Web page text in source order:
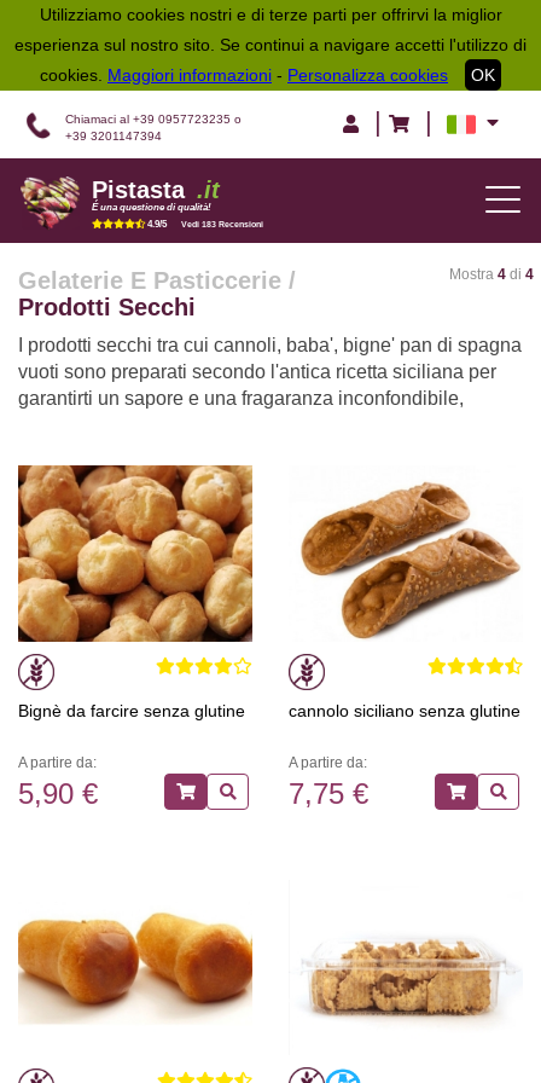
Utilizziamo cookies nostri e di terze parti per offrirvi la miglior
esperienza sul nostro sito. Se continui a navigare accetti l'utilizzo di
cookies. Maggiori informazioni - Personalizza cookies OK
Chiamaci al +39 0957723235 o
+39 3201147394
| |
Pistasta .it
É una questione di qualità!
4.9/5
Vedi 183 Recensioni
Gelaterie E Pasticcerie /
Prodotti Secchi
Mostra 4 di 4
I prodotti secchi tra cui cannoli, baba', bigne' pan di spagna
vuoti sono preparati secondo l'antica ricetta siciliana per
garantirti un sapore e una fragaranza inconfondibile,
Bignè da farcire senza glutine
A partire da:
5,90 €
cannolo siciliano senza glutine
A partire da:
7,75 €